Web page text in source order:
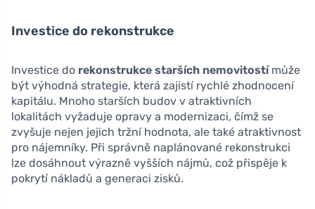
Investice do rekonstrukce
Investice do rekonstrukce starších nemovitostímůže
být výhodná strategie, která zajistí rychlé zhodnocení
kapitálu. Mnoho starších budov v atraktivních
lokalitách vyžaduje opravy a modernizaci, čímž se
zvyšuje nejen jejich tržní hodnota, ale také atraktivnost
pro nájemníky. Při správně naplánované rekonstrukci
lze dosáhnout výrazně vyšších nájmů, což přispěje k
pokrytí nákladů a generaci zisků.